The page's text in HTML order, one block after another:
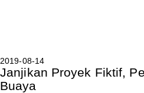
2019-08-14
Janjikan Proyek Fiktif,
Buaya